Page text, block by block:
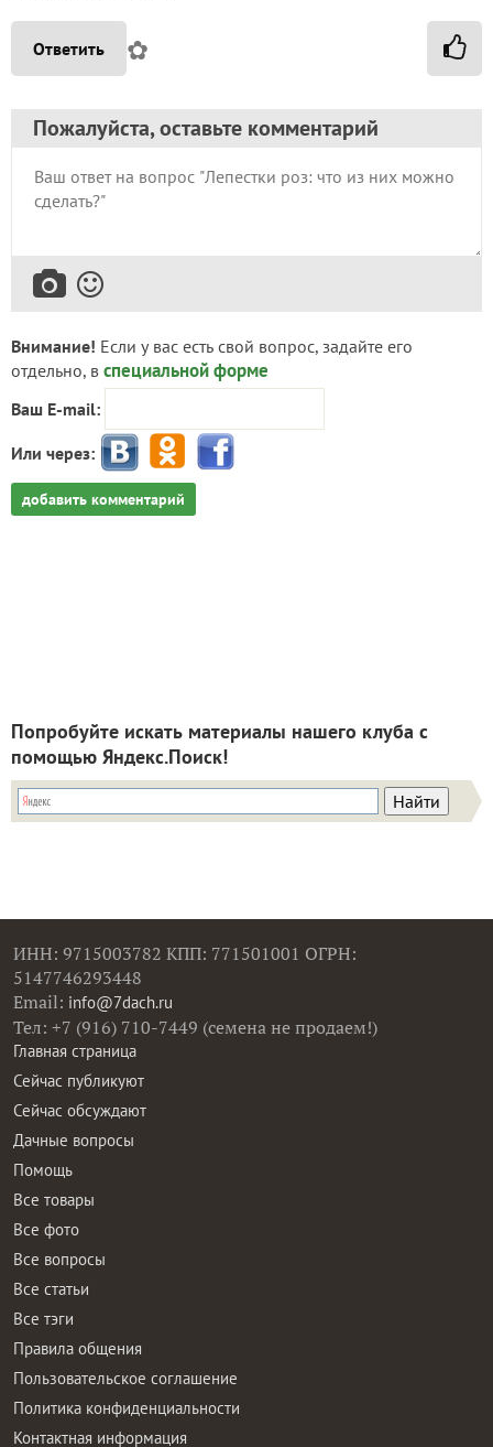
Ответить ✿
Пожалуйста, оставьте комментарий
Внимание! Если у вас есть свой вопрос, задайте его
отдельно, в специальной форме
Ваш E-mail:
Или через:
добавить комментарий
Попробуйте искать материалы нашего клуба с
помощью Яндекс.Поиск!
ИНН: 9715003782 КПП: 771501001 ОГРН:
5147746293448
Email: info@7dach.ru
Тел: +7 (916) 710-7449 (семена не продаем!)
Главная страница
Сейчас публикуют
Сейчас обсуждают
Дачные вопросы
Помощь
Все товары
Все фото
Все вопросы
Все статьи
Все тэги
Правила общения
Пользовательское соглашение
Политика конфиденциальности
Контактная информация